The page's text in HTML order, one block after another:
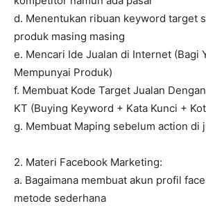
d. Menentukan ribuan keyword target
produk masing masing
e. Mencari Ide Jualan di Internet (Bagi
Mempunyai Produk)
f. Membuat Kode Target Jualan
KT (Buying Keyword + Kata Kunci +
g. Membuat Maping sebelum action di
2. Materi Facebook Marketing:
a. Bagaimana membuat akun profil
metode sederhana